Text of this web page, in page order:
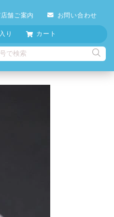
舗ご案内 お問い合わせ
り カート